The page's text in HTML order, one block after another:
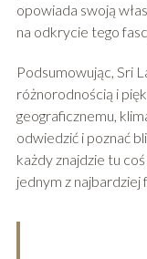
opowiada swoją
na odkrycie tego
Podsumowując, Sri
różnorodnością i
geograficznemu,
odwiedzić i poznać
każdy znajdzie tu
jednym z najbardziej